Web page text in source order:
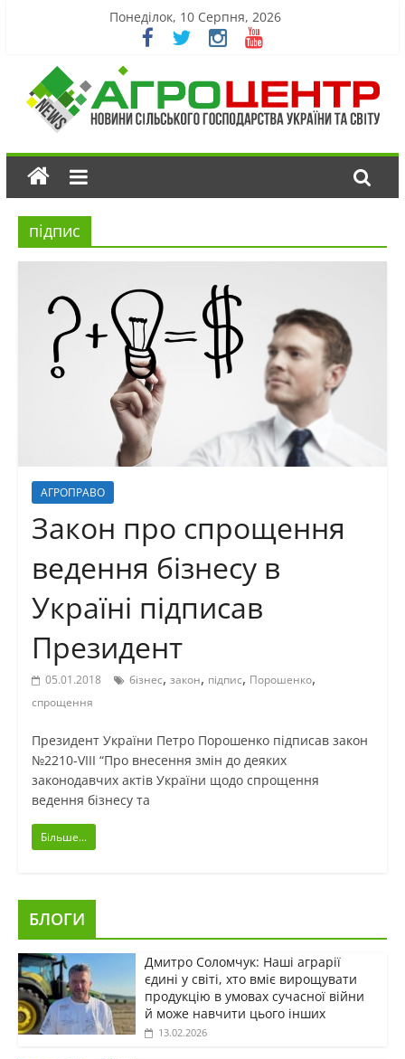
Понеділок, 10 Серпня, 2026
підпис
АГРОПРАВО
Закон про спрощення
ведення бізнесу в
Україні підписав
Президент
05.01.2018 бізнес, закон, підпис, Порошенко,
спрощення
Президент України Петро Порошенко підписав закон
№2210-VIII “Про внесення змін до деяких
законодавчих актів України щодо спрощення
ведення бізнесу та
Більше...
БЛОГИ
Дмитро Соломчук: Наші аграрії
єдині у світі, хто вміє вирощувати
продукцію в умовах сучасної війни
й може навчити цього інших
13.02.2026